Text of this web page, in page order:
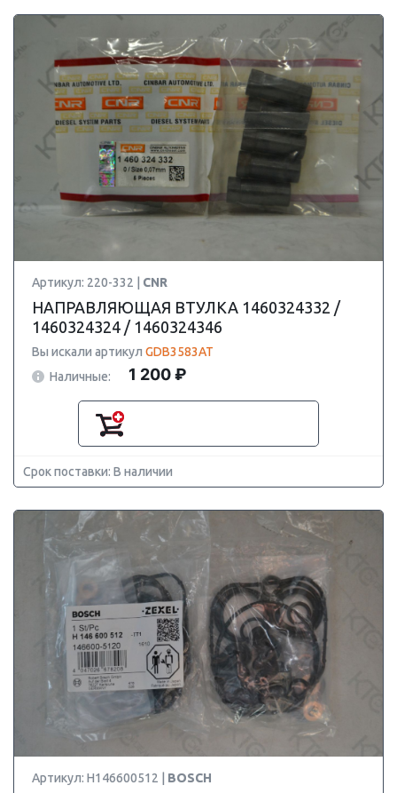
Артикул: 220-332 | CNR
НАПРАВЛЯЮЩАЯ ВТУЛКА 1460324332 /
1460324324 / 1460324346
Вы искали артикул GDB3583AT
Наличные:
1 200 ₽
Срок поставки: В наличии
Артикул: H146600512 | BOSCH